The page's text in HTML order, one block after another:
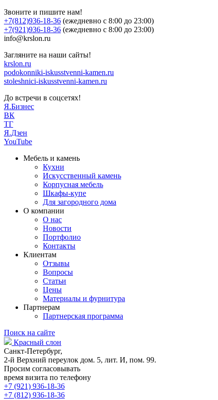
Звоните и пишите нам!
+7(812)936-18-36 (ежедневно с 8:00 до 23:00)
+7(921)936-18-36 (ежедневно с 8:00 до 23:00)
info@krslon.ru
Загляните на наши сайты!
krslon.ru
podokonniki-iskusstvenni-kamen.ru
stoleshnici-iskusstvenni-kamen.ru
До встречи в соцсетях!
Я.Бизнес
ВК
ТГ
Я.Дзен
YouTube
Мебель и камень
Кухни
Искусственный камень
Корпусная мебель
Шкафы-купе
Для загородного дома
О компании
О нас
Новости
Портфолио
Контакты
Клиентам
Отзывы
Вопросы
Статьи
Цены
Материалы и фурнитура
Партнерам
Партнерская программа
Поиск на сайте
Красный слон
Санкт-Петербург,
2-й Верхний переулок дом. 5, лит. И, пом. 99.
Просим согласовывать
время визита по телефону
+7 (921) 936-18-36
+7 (812) 936-18-36